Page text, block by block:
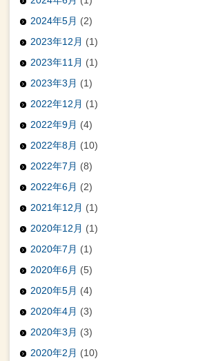
2024年5月 (2)
2023年12月 (1)
2023年11月 (1)
2023年3月 (1)
2022年12月 (1)
2022年9月 (4)
2022年8月 (10)
2022年7月 (8)
2022年6月 (2)
2021年12月 (1)
2020年12月 (1)
2020年7月 (1)
2020年6月 (5)
2020年5月 (4)
2020年4月 (3)
2020年3月 (3)
2020年2月 (10)